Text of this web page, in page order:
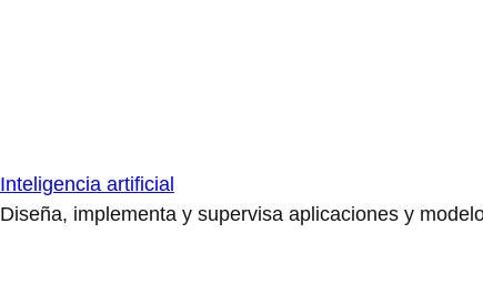
Inteligencia artificial
Diseña, implementa y supervisa aplicaciones y